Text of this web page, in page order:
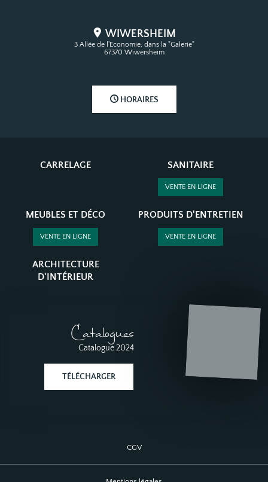
WIWERSHEIM
3 Allée de l'Economie, dans la "Galerie"
67370 Wiwersheim
HORAIRES
CARRELAGE SANITAIRE
VENTE EN LIGNE
MEUBLES ET DÉCO
VENTE EN LIGNE
PRODUITS D'ENTRETIEN
VENTE EN LIGNE
ARCHITECTURE
D'INTÉRIEUR
Catalogues
Catalogue 2024
TÉLÉCHARGER
CGV